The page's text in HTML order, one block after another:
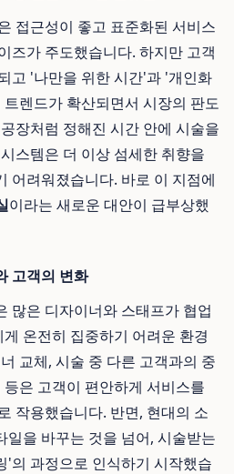
접근성이 좋고 표준화된 서비스
즈가 주도했습니다. 하지만 고객
고 '나만을 위한 시간'과 '개인화
렌드가 확산되면서 시장의 판도
장처럼 정해진 시간 안에 시술을
스템은 더 이상 섬세한 취향을
어려워졌습니다. 바로 이 지점에
이라는 새로운 대안이 급부상했
고객의 변화
많은 디자이너와 스태프가 협업
온전히 집중하기 어려운 환경
교체, 시술 중 다른 고객과의 중
은 고객이 편안하게 서비스를
작용했습니다. 반면, 현대의 소
일을 바꾸는 것을 넘어, 시술받는
의 과정으로 인식하기 시작했습